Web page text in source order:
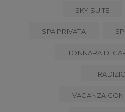
SKY SUITE
SPA PRIVATA
TONNARA DI
VACANZA